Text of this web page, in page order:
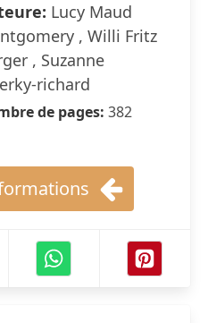
Lucy Maud
, Willi Fritz
, Suzanne
richard
de pages: 382